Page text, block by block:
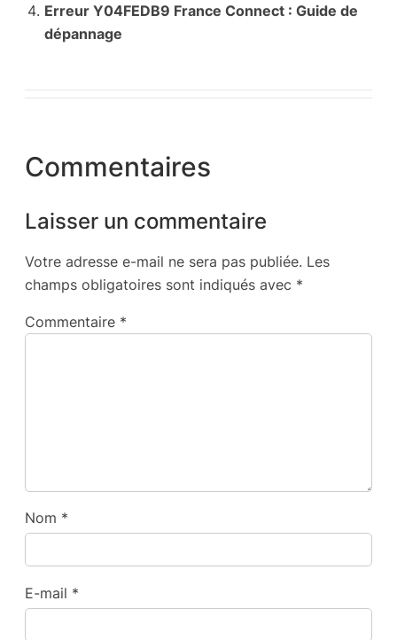
Erreur Y04FEDB9 France Connect : Guide de
dépannage
Commentaires
Laisser un commentaire
Votre adresse e-mail ne sera pas publiée. Les
champs obligatoires sont indiqués avec *
Commentaire *
Nom *
E-mail *